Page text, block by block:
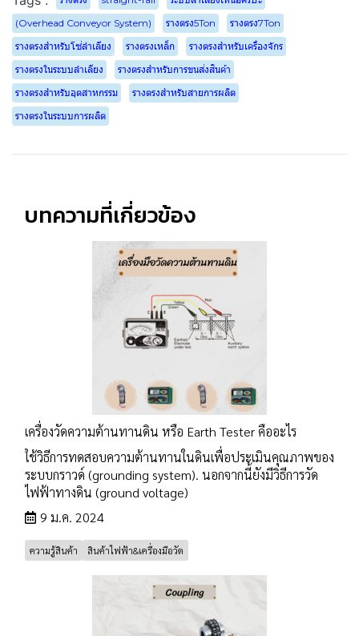
(Overhead Conveyor System)
รางตรง5Ton
รางตรง7Ton
รางตรงสำหรับโซ่ลำเลียง
รางตรงเหล็ก
รางตรงสำหรับเครื่องจักร
รางตรงในระบบลำเลียง
รางตรงสำหรับการขนส่งสินค้า
รางตรงสำหรับอุตสาหกรรม
รางตรงสำหรับสายการผลิต
รางตรงในระบบการผลิต
บทความที่เกี่ยวข้อง
เครื่องวัดความต้านทานดิน หรือ Earth Tester คืออะไร
ใช้วิธีการทดสอบความต้านทานในดินเพื่อประเมินคุณภาพของ
ระบบกราวด์ (grounding system). นอกจากนี้ยังมีวิธีการวัด
ไฟฟ้าทางดิน (ground voltage)
9 ม.ค. 2024
ความรู้สินค้า สินค้าไฟฟ้า&เครื่องมือวัด